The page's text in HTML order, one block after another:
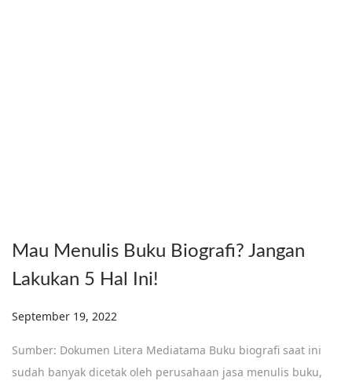
Mau Menulis Buku Biografi? Jangan
Lakukan 5 Hal Ini!
Posted on
September 19, 2022
Sumber: Dokumen Litera Mediatama Buku biografi saat ini
sudah banyak dicetak oleh perusahaan jasa menulis buku,